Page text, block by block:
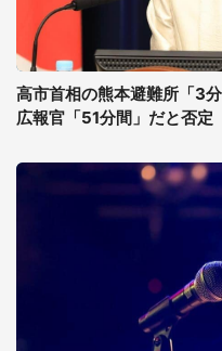
高市首相の熊本避難所「3
広報官「51分間」だと否定